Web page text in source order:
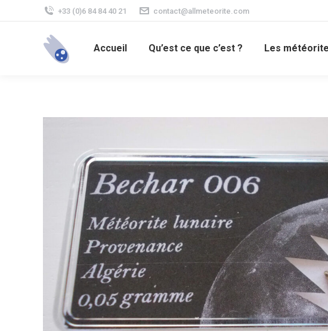
+33 (0)6 84 84 40 21 contact@allmeteorite.com
Accueil Qu’est ce que c’est ? Les